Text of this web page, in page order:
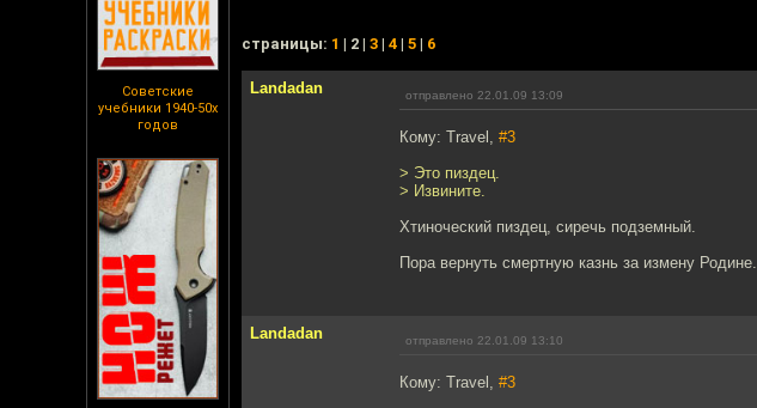
Советские
учебники 1940-50х
годов
cтраницы: 1 | 2 | 3 | 4 | 5 | 6
Landadan отправлено 22.01.09 13:09
Кому: Travel, #3
> Это пиздец.
> Извините.
Хтиноческий пиздец, сиречь подземный.
Пора вернуть смертную казнь за измену Родине.
Landadan отправлено 22.01.09 13:10
Кому: Travel, #3